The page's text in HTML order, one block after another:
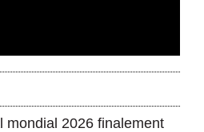
mondial 2026 finalement